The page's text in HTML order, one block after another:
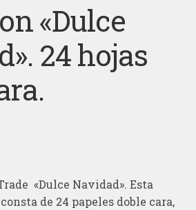
«Dulce
24 hojas
«Dulce Navidad». Esta
de 24 papeles doble cara,